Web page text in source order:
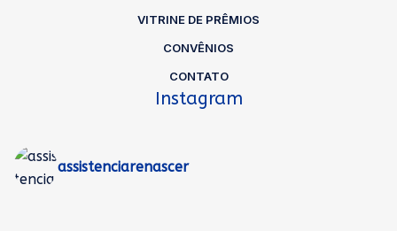
VITRINE DE PRÊMIOS
CONVÊNIOS
CONTATO
Instagram
assistenciarenascer